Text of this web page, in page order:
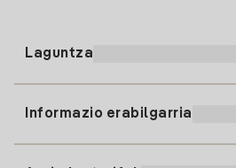
Laguntza
Informazio erabilgarria